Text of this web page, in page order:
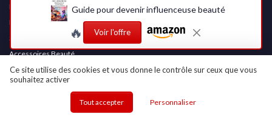
Guide pour devenir influenceuse beauté
🔥 Voir l'offre
Maquillage
Parfums
Soins Solaires
Accessoires Beauté
Produits Naturels et Bio
Appareils de soin du visage
Appareils esthétiques corps
Ce site utilise des cookies et vous donne le contrôle sur ceux que vous
souhaitez activer
Tout accepter Personnaliser